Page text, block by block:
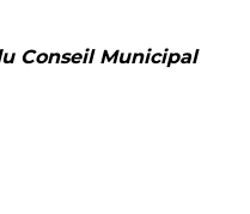
Conseil Municipal